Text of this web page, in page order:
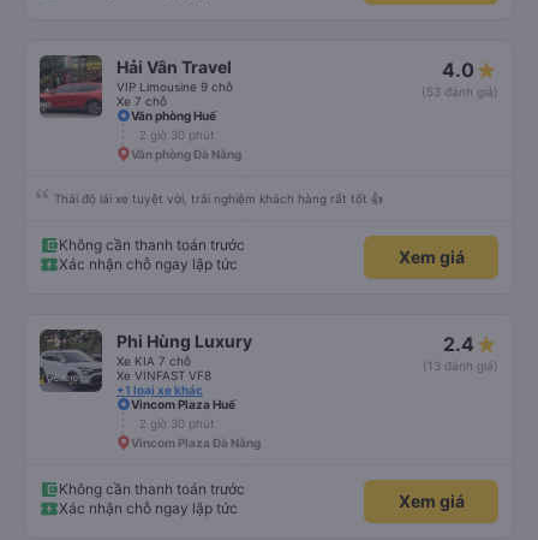
Hải Vân Travel
VIP Limousine 9 chỗ
Xe 7 chỗ
4.0
(53 đánh giá)
Văn phòng Huế
2 giờ 30 phút
Văn phòng Đà Nẵng
Thái độ lái xe tuyệt vời, trải nghiệm khách hàng rất tốt 👍
Không cần thanh toán trước
Xác nhận chỗ ngay lập tức
Xem giá
Phi Hùng Luxury
Xe KIA 7 chỗ
Xe VINFAST VF8
+1 loại xe khác
2.4
(13 đánh giá)
Vincom Plaza Huế
2 giờ 30 phút
Vincom Plaza Đà Nẵng
Không cần thanh toán trước
Xác nhận chỗ ngay lập tức
Xem giá